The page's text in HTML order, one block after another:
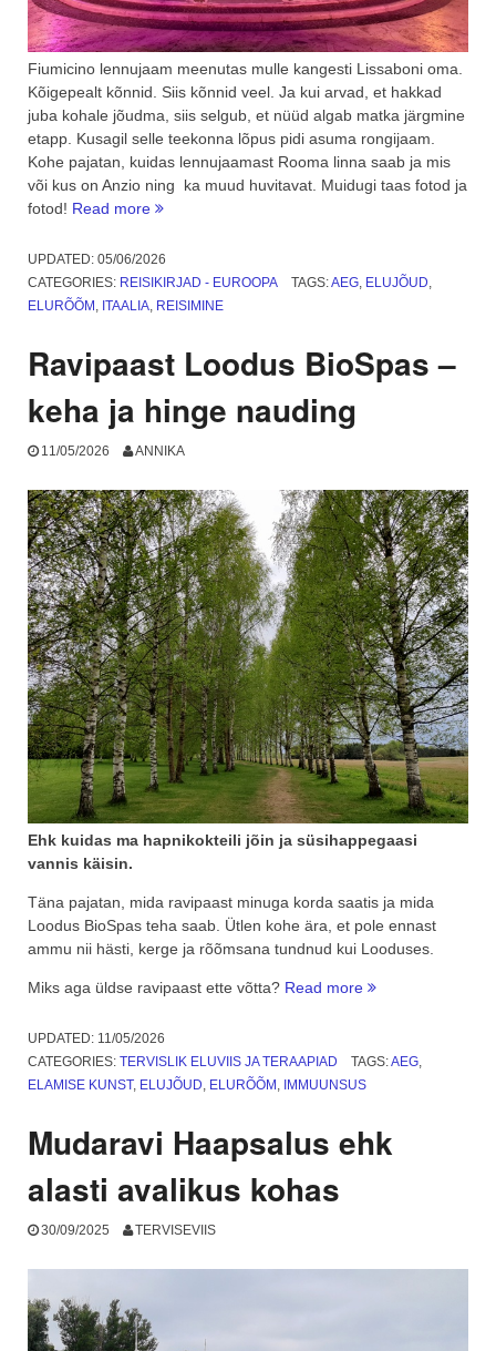
Fiumicino lennujaam meenutas mulle kangesti Lissaboni oma.
Kõigepealt kõnnid. Siis kõnnid veel. Ja kui arvad, et hakkad
juba kohale jõudma, siis selgub, et nüüd algab matka järgmine
etapp. Kusagil selle teekonna lõpus pidi asuma rongijaam.
Kohe pajatan, kuidas lennujaamast Rooma linna saab ja mis
või kus on Anzio ning ka muud huvitavat. Muidugi taas fotod ja
fotod! Read more “Miks
Fiumicino
lennujaama
ja
Anzio?
osa”
UPDATED: 05/06/2026
CATEGORIES: REISIKIRJAD - EUROOPA TAGS:AEG, ELUJÕUD,
ELURÕÕM, ITAALIA, REISIMINE
Ravipaast Loodus BioSpas –
keha ja hinge nauding
11/05/2026 ANNIKA
Ehk kuidas ma hapnikokteili jõin ja süsihappegaasi
vannis käisin.
Täna pajatan, mida ravipaast minuga korda saatis ja mida
Loodus BioSpas teha saab. Ütlen kohe ära, et pole ennast
ammu nii hästi, kerge ja rõõmsana tundnud kui Looduses.
Miks aga üldse ravipaast ette võtta? Read more “Ravipaast
–
nauding”
UPDATED: 11/05/2026
CATEGORIES: TERVISLIK ELUVIIS JA TERAAPIAD TAGS:AEG,
ELAMISE KUNST, ELUJÕUD, ELURÕÕM , IMMUUNSUS
Mudaravi Haapsalus ehk
alasti avalikus kohas
30/09/2025 TERVISEVIIS